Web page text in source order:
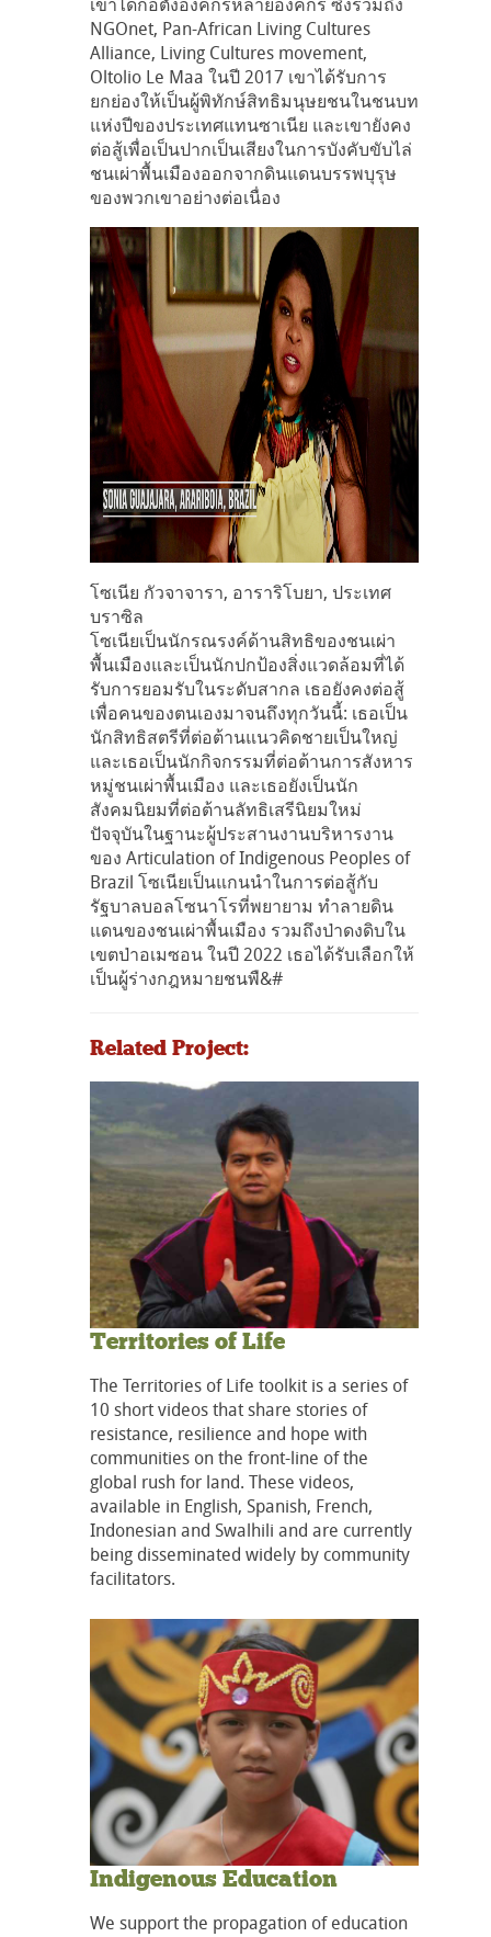
NGOnet, Pan-African Living Cultures
Alliance, Living Cultures movement,
Oltolio Le Maa ในปี 2017 เขาได้รับการ
ยกย่องให้เป็นผู้พิทักษ์สิทธิมนุษยชนในชนบท
แห่งปีของประเทศแทนซาเนีย และเขายังคง
ต่อสู้เพื่อเป็นปากเป็นเสียงในการบังคับขับไล่
ชนเผ่าพื้นเมืองออกจากดินแดนบรรพบุรุษ
ของพวกเขาอย่างต่อเนื่อง
โซเนีย กัวจาจารา, อาราริโบยา, ประเทศ
บราซิล
โซเนียเป็นนักรณรงค์ด้านสิทธิของชนเผ่า
พื้นเมืองและเป็นนักปกป้องสิ่งแวดล้อมที่ได้
รับการยอมรับในระดับสากล เธอยังคงต่อสู้
เพื่อคนของตนเองมาจนถึงทุกวันนี้: เธอเป็น
นักสิทธิสตรีที่ต่อต้านแนวคิดชายเป็นใหญ่
และเธอเป็นนักกิจกรรมที่ต่อต้านการสังหาร
หมู่ชนเผ่าพื้นเมือง และเธอยังเป็นนัก
สังคมนิยมที่ต่อต้านลัทธิเสรีนิยมใหม่
ปัจจุบันในฐานะผู้ประสานงานบริหารงาน
ของ Articulation of Indigenous Peoples of
Brazil โซเนียเป็นแกนนำในการต่อสู้กับ
รัฐบาลบอลโซนาโรที่พยายาม ทำลายดิน
แดนของชนเผ่าพื้นเมือง รวมถึงป่าดงดิบใน
เขตป่าอเมซอน ในปี 2022 เธอได้รับเลือกให้
เป็นผู้ร่างกฎหมายชนพื&#
Related Project:
Territories of Life
The Territories of Life toolkit is a series of
10 short videos that share stories of
resistance, resilience and hope with
communities on the front-line of the
global rush for land. These videos,
available in English, Spanish, French,
Indonesian and Swalhili and are currently
being disseminated widely by community
facilitators.
Indigenous Education
We support the propagation of education